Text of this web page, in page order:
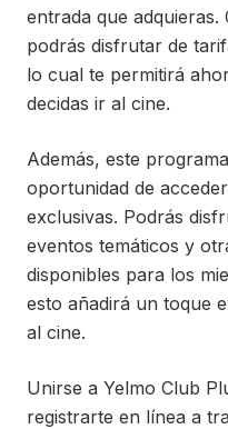
entrada que adquieras.
podrás disfrutar de
lo cual te permitirá
decidas ir al cine.
Además, este
oportunidad de
exclusivas. Podrás
eventos temáticos y
disponibles para los
esto añadirá un toque
al cine.
Unirse a Yelmo Club
registrarte en línea a